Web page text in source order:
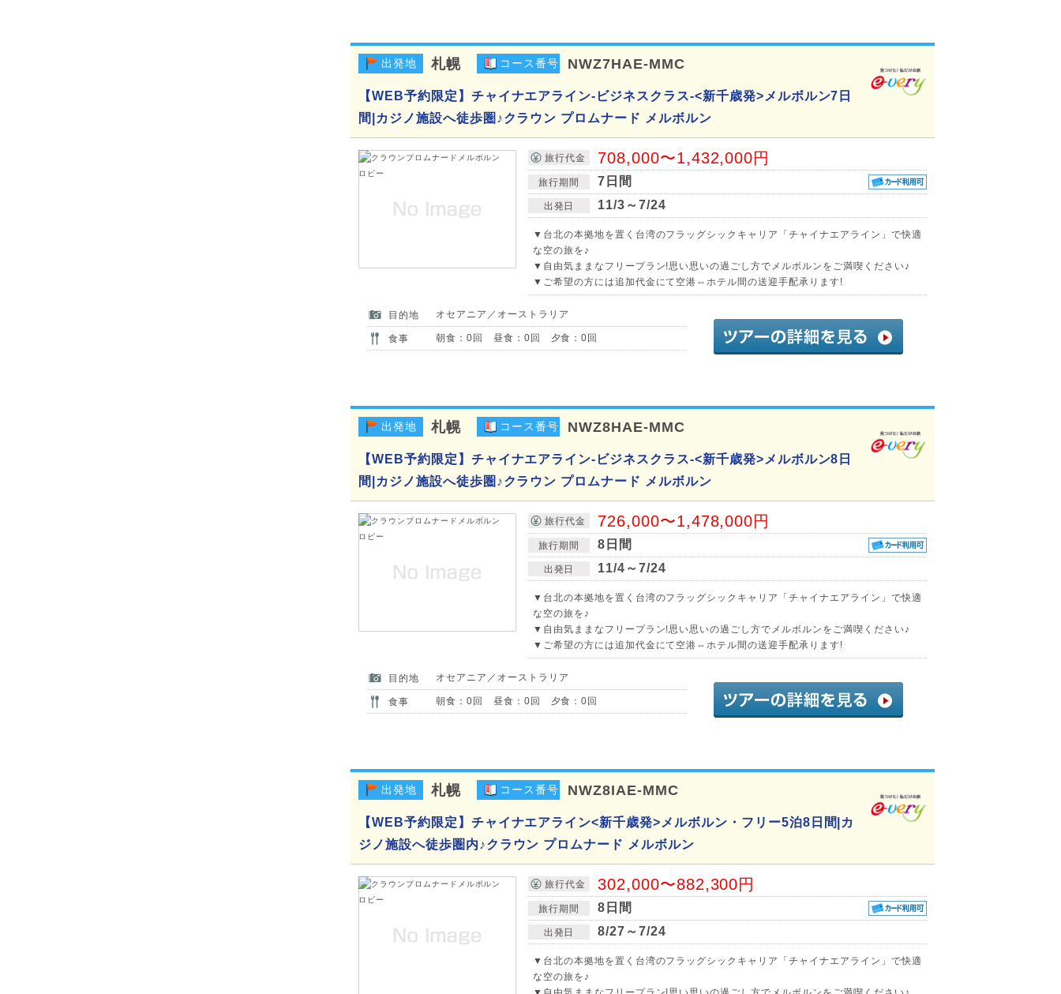
出発地 札幌 コース番号 NWZ7HAE-MMC
【WEB予約限定】チャイナエアライン-ビジネスクラス-<新千歳発>メルボルン7日
間|カジノ施設へ徒歩圏♪クラウン プロムナード メルボルン
旅行代金 708,000〜1,432,000円
旅行期間 7日間
出発日 11/3～7/24
▼台北の本拠地を置く台湾のフラッグシックキャリア「チャイナエアライン」で快適
な空の旅を♪
▼自由気ままなフリープラン!思い思いの過ごし方でメルボルンをご満喫ください♪
▼ご希望の方には追加代金にて空港⇔ホテル間の送迎手配承ります!
目的地 オセアニア／オーストラリア
食事 朝食：0回 昼食：0回 夕食：0回
出発地 札幌 コース番号 NWZ8HAE-MMC
【WEB予約限定】チャイナエアライン-ビジネスクラス-<新千歳発>メルボルン8日
間|カジノ施設へ徒歩圏♪クラウン プロムナード メルボルン
旅行代金 726,000〜1,478,000円
旅行期間 8日間
出発日 11/4～7/24
▼台北の本拠地を置く台湾のフラッグシックキャリア「チャイナエアライン」で快適
な空の旅を♪
▼自由気ままなフリープラン!思い思いの過ごし方でメルボルンをご満喫ください♪
▼ご希望の方には追加代金にて空港⇔ホテル間の送迎手配承ります!
目的地 オセアニア／オーストラリア
食事 朝食：0回 昼食：0回 夕食：0回
出発地 札幌 コース番号 NWZ8IAE-MMC
【WEB予約限定】チャイナエアライン<新千歳発>メルボルン・フリー5泊8日間|カ
ジノ施設へ徒歩圏内♪クラウン プロムナード メルボルン
旅行代金 302,000〜882,300円
旅行期間 8日間
出発日 8/27～7/24
▼台北の本拠地を置く台湾のフラッグシックキャリア「チャイナエアライン」で快適
な空の旅を♪